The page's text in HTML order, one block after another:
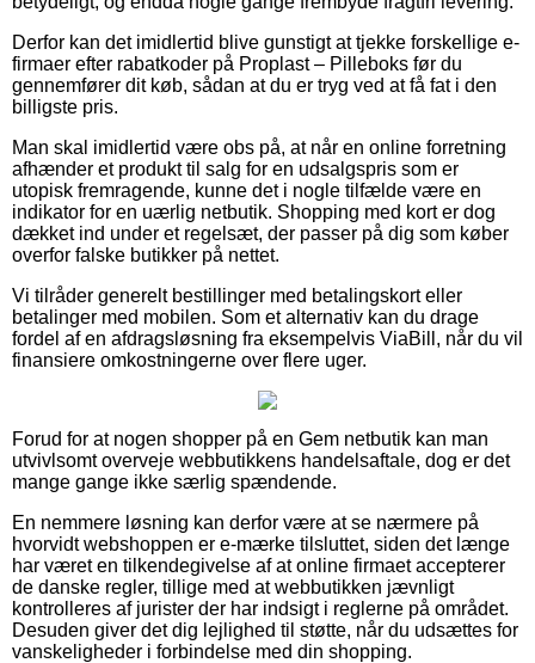
Derfor kan det imidlertid blive gunstigt at tjekke forskellige e-
firmaer efter rabatkoder på Proplast – Pilleboks før du
gennemfører dit køb, sådan at du er tryg ved at få fat i den
billigste pris.
Man skal imidlertid være obs på, at når en online forretning
afhænder et produkt til salg for en udsalgspris som er
utopisk fremragende, kunne det i nogle tilfælde være en
indikator for en uærlig netbutik. Shopping med kort er dog
dækket ind under et regelsæt, der passer på dig som køber
overfor falske butikker på nettet.
Vi tilråder generelt bestillinger med betalingskort eller
betalinger med mobilen. Som et alternativ kan du drage
fordel af en afdragsløsning fra eksempelvis ViaBill, når du vil
finansiere omkostningerne over flere uger.
Forud for at nogen shopper på en Gem netbutik kan man
utvivlsomt overveje webbutikkens handelsaftale, dog er det
mange gange ikke særlig spændende.
En nemmere løsning kan derfor være at se nærmere på
hvorvidt webshoppen er e-mærke tilsluttet, siden det længe
har været en tilkendegivelse af at online firmaet accepterer
de danske regler, tillige med at webbutikken jævnligt
kontrolleres af jurister der har indsigt i reglerne på området.
Desuden giver det dig lejlighed til støtte, når du udsættes for
vanskeligheder i forbindelse med din shopping.